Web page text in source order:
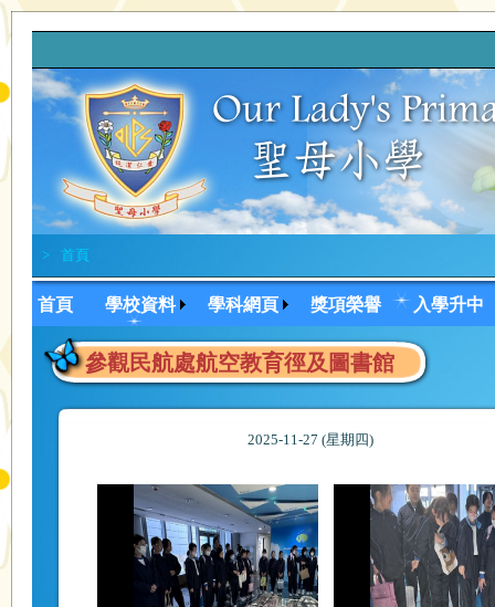
> 首頁
首頁 學校資料 學科網頁 獎項榮譽 入學升中
參觀民航處航空教育徑及圖書館
2025-11-27 (星期四)